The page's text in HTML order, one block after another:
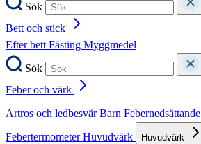
Sök
Bett och stick
Efter bettFästing Myggmedel
Sök
Feber och värk
Artros och ledbesvärBarn Febernedsättande
FebertermometerHuvudvärk Huvudvärk